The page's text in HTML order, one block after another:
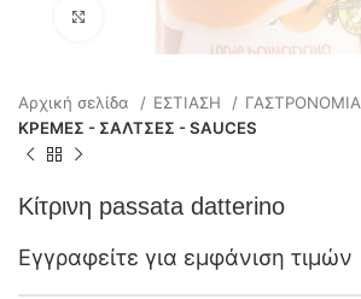
Click to enlarge
Αρχική σελίδα ΕΣΤΙΑΣΗ
ΓΑΣΤΡΟΝΟΜΙΑ
ΚΡΕΜΕΣ - ΣΑΛΤΣΕΣ - SAUCES
Κίτρινη passata datterino
Εγγραφείτε για εμφάνιση τιμών